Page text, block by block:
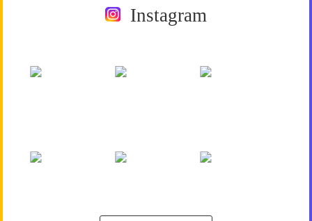
Instagram